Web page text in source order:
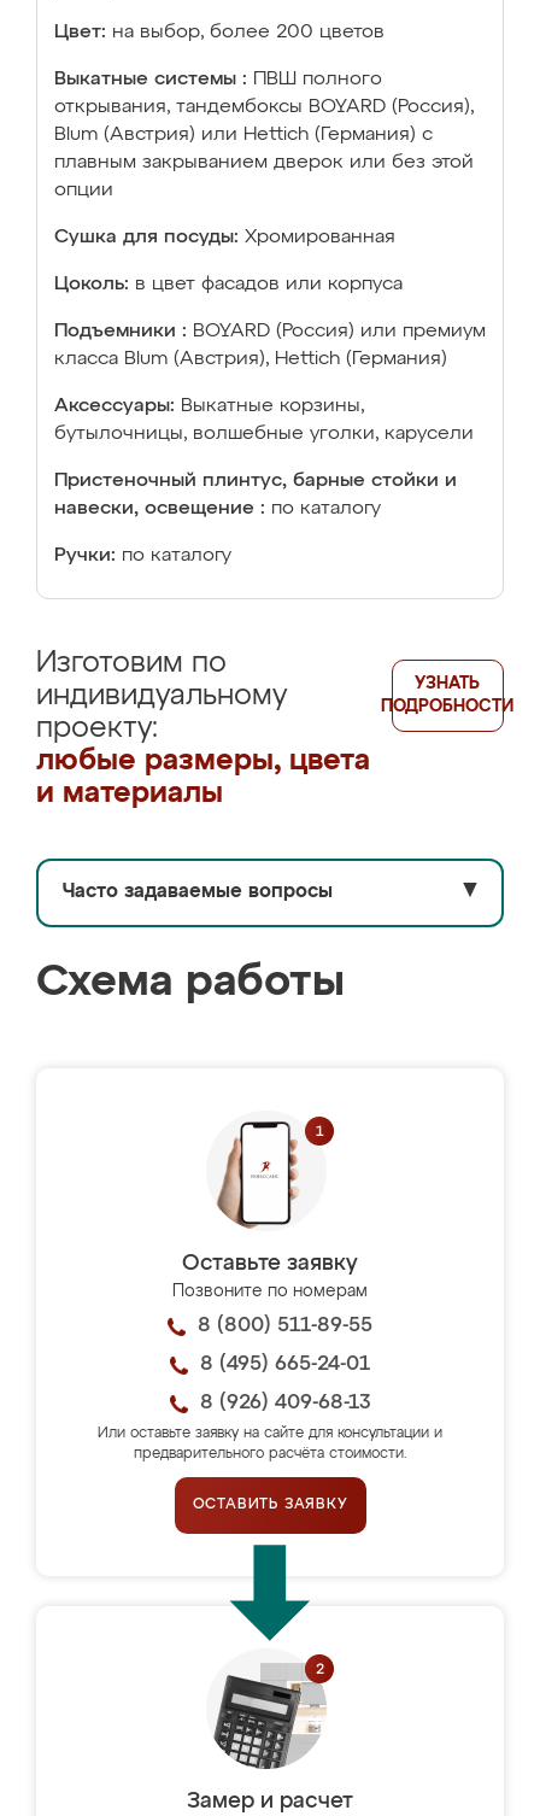
Цвет: на выбор, более 200 цветов
Выкатные системы :
ПВШ полного
открывания, тандембоксы BOYARD (Россия),
Blum (Австрия) или Hettich (Германия) с
плавным закрыванием дверок или без этой
опции
Сушка для посуды: Хромированная
Цоколь: в цвет фасадов или корпуса
Подъемники : BOYARD (Россия) или премиум
класса Blum (Австрия), Hettich (Германия)
Аксессуары: Выкатные корзины,
бутылочницы, волшебные уголки, карусели
Пристеночный плинтус, барные стойки и
навески, освещение : по каталогу
Ручки: по каталогу
Изготовим по
индивидуальному
проекту:
любые размеры, цвета
и материалы
УЗНАТЬ
ПОДРОБНОСТИ
Часто задаваемые вопросы ▼
Схема работы
Оставьте заявку
Позвоните по номерам
8 (800) 511-89-55
8 (495) 665-24-01
8 (926) 409-68-13
Или оставьте заявку на сайте для консультации и
предварительного расчёта стоимости.
ОСТАВИТЬ ЗАЯВКУ
Замер и расчет